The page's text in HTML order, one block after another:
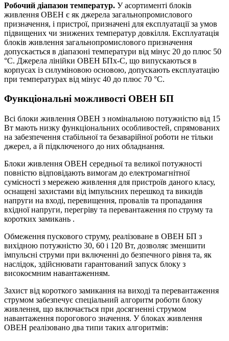
Робочий діапазон температур. У асортименті блоків
живлення ОВЕН є як джерела загальнопромислового
призначення, і пристрої, призначені для експлуатації за умов
підвищених чи знижених температур довкілля. Експлуатація
блоків живлення загальнопромислового призначення
допускається в діапазоні температури від мінус 20 до плюс 50
°С. Джерела лінійки ОВЕН БПх-С, що випускаються в
корпусах із силуміновою основою, допускають експлуатацію
при температурах від мінус 40 до плюс 70 °С.
Функціональні можливості ОВЕН БП
Всі блоки живлення ОВЕН з номінальною потужністю від 15
Вт мають низку функціональних особливостей, спрямованих
на забезпечення стабільної та безаварійної роботи не тільки
джерел, а й підключеного до них обладнання.
Блоки живлення ОВЕН середньої та великої потужності
повністю відповідають вимогам до електромагнітної
сумісності з мережею живлення для пристроїв даного класу,
оснащені захистами від імпульсних перешкод та викидів
напруги на вході, перевищення, провалів та пропадання
вхідної напруги, перегріву та перевантаження по струму та
коротких замикань .
Обмеження пускового струму, реалізоване в ОВЕН БП з
вихідною потужністю 30, 60 і 120 Вт, дозволяє зменшити
імпульсні струми при включенні до безпечного рівня та, як
наслідок, здійснювати гарантований запуск блоку з
високоємним навантаженням.
Захист від короткого замикання на виході та перевантаження
струмом забезпечує спеціальний алгоритм роботи блоку
живлення, що включається при досягненні струмом
навантаження порогового значення. У блоках живлення
ОВЕН реалізовано два типи таких алгоритмів: